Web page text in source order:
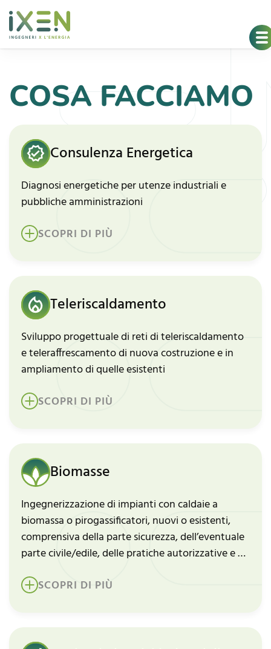
COSA FACCIAMO
Consulenza Energetica
Diagnosi energetiche per utenze industriali e
pubbliche amministrazioni
SCOPRI DI PIÙ
Teleriscaldamento
Sviluppo progettuale di reti di teleriscaldamento
e teleraffrescamento di nuova costruzione e in
ampliamento di quelle esistenti
SCOPRI DI PIÙ
Biomasse
Ingegnerizzazione di impianti con caldaie a
biomassa o pirogassificatori, nuovi o esistenti,
comprensiva della parte sicurezza, dell’eventuale
parte civile/edile, delle pratiche autorizzative e di
SCOPRI DI PIÙ